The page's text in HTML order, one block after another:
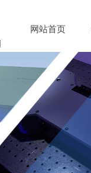
网站首页